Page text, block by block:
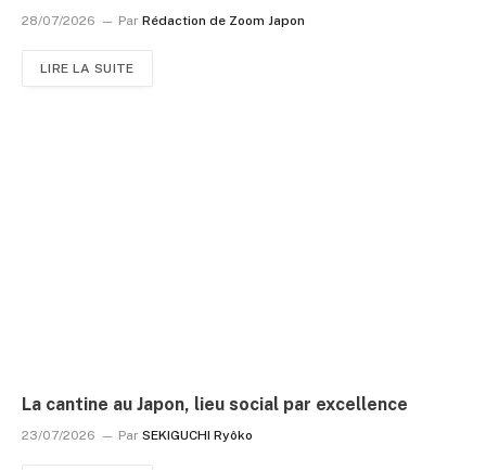
28/07/2026 Par Rédaction de Zoom Japon
LIRE LA SUITE
La cantine au Japon, lieu social par excellence
23/07/2026 Par SEKIGUCHI Ryôko